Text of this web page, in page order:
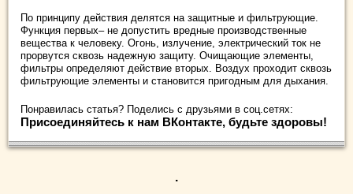
По принципу действия делятся на защитные и фильтрующие.
Функция первых– не допустить вредные производственные
вещества к человеку. Огонь, излучение, электрический ток не
прорвутся сквозь надежную защиту. Очищающие элементы,
фильтры определяют действие вторых. Воздух проходит сквозь
фильтрующие элементы и становится пригодным для дыхания.
Понравилась статья? Поделись с друзьями в соц.сетях:
Присоединяйтесь к нам ВКонтакте, будьте здоровы!
.